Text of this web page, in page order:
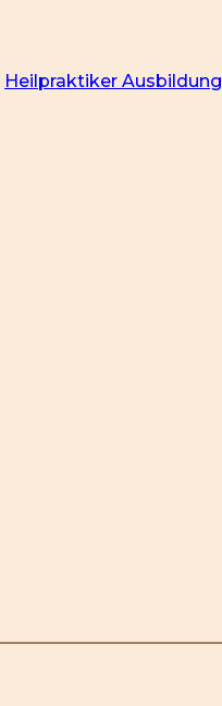
Heilpraktiker Ausbildung